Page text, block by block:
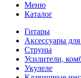
Меню
Каталог
Гитары
Аксессуары для
Струны
Усилители,
Укулеле